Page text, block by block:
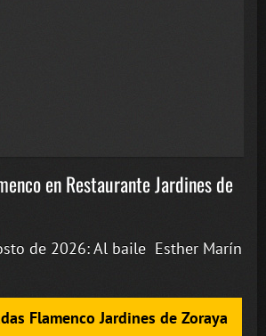
en Restaurante Jardines de
de 2026: Al baile Esther Marín
Flamenco Jardines de Zoraya